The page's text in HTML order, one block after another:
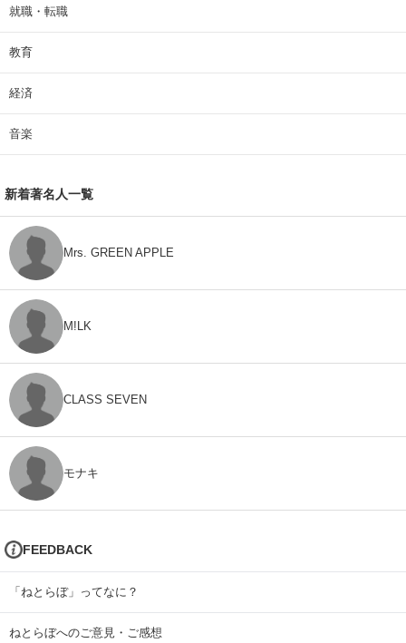
就職・転職
教育
経済
音楽
新着著名人一覧
Mrs. GREEN APPLE
M!LK
CLASS SEVEN
モナキ
FEEDBACK
「ねとらぼ」ってなに？
ねとらぼへのご意見・ご感想